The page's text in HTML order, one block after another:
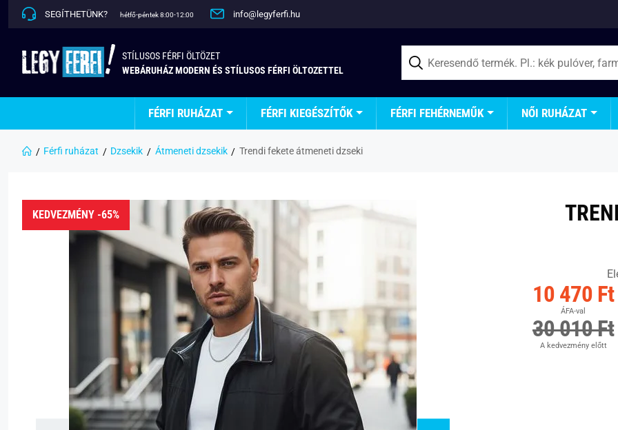
SEGÍTHETÜNK? hétfő-péntek 8:00-12:00 info@legyferfi.hu
STÍLUSOS FÉRFI ÖLTÖZET
WEBÁRUHÁZ MODERN ÉS STÍLUSOS FÉRFI ÖLTOZETTEL
FÉRFI RUHÁZAT FÉRFI KIEGÉSZÍTŐK FÉRFI FEHÉRNEMŰK NŐI RUHÁZAT
Férfi ruházat Dzsekik Átmeneti dzsekik Trendi fekete átmeneti dzseki
KEDVEZMÉNY -65%
10 470 Ft
ÁFA-val
30 010 Ft
A kedvezmény előtt